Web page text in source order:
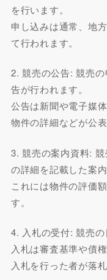
を行います。
申し込みは通常、地
て行われます。
2. 競売の公告: 競売
告が行われます。
公告は新聞や電子媒
物件の詳細などが公表
3. 競売の案内資料:
の詳細を記載した案
これには物件の評価
す。
4. 入札の受付: 競売の
入札は審査基準や債
入札を行った者が落